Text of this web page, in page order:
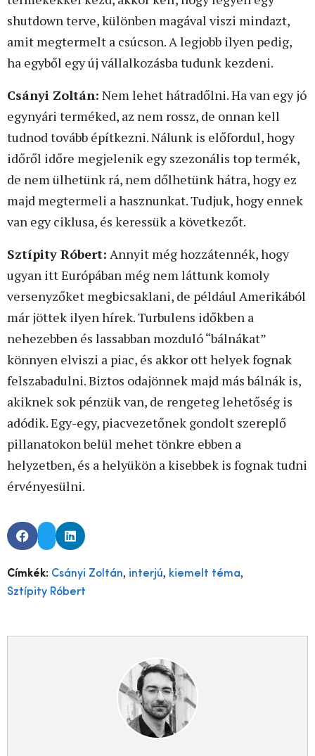
shutdown terve, különben magával viszi mindazt,
amit megtermelt a csúcson. A legjobb ilyen pedig,
ha egyből egy új vállalkozásba tudunk kezdeni.
Csányi Zoltán: Nem lehet hátradőlni. Ha van egy jó
egynyári terméked, az nem rossz, de onnan kell
tudnod tovább építkezni. Nálunk is előfordul, hogy
időről időre megjelenik egy szezonális top termék,
de nem ülhetünk rá, nem dőlhetünk hátra, hogy ez
majd megtermeli a hasznunkat. Tudjuk, hogy ennek
van egy ciklusa, és keressük a következőt.
Sztípity Róbert: Annyit még hozzátennék, hogy
ugyan itt Európában még nem láttunk komoly
versenyzőket megbicsaklani, de például Amerikából
már jöttek ilyen hírek. Turbulens időkben a
nehezebben és lassabban mozduló “bálnákat”
könnyen elviszi a piac, és akkor ott helyek fognak
felszabadulni. Biztos odajönnek majd más bálnák is,
akiknek sok pénzük van, de rengeteg lehetőség is
adódik. Egy-egy, piacvezetőnek gondolt szereplő
pillanatokon belül mehet tönkre ebben a
helyzetben, és a helyükön a kisebbek is fognak tudni
érvényesülni.
Címkék: Csányi Zoltán, interjú, kiemelt téma,
Sztípity Róbert